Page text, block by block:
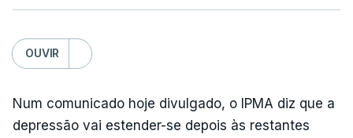
OUVIR
Num comunicado hoje divulgado, o IPMA diz que a
depressão vai estender-se depois às restantes